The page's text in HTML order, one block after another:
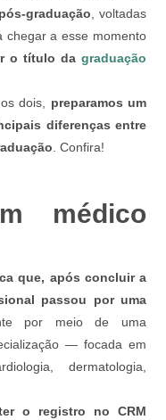
graduação, voltadas
chegar a esse momento
o título dagraduação
dois, preparamos um
diferenças entre
. Confira!
médico
que, após concluir a
passou por uma
por meio de uma
— focada em
dermatologia,
o registro no CRM